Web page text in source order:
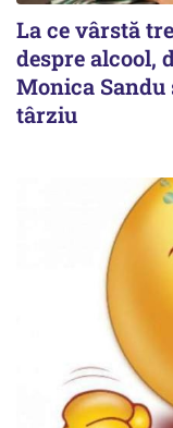
La ce vârstă
despre alcool,
Monica
târziu